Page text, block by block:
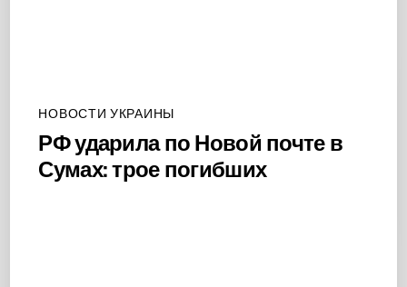
НОВОСТИ УКРАИНЫ
РФ ударила по Новой почте в
Сумах: трое погибших